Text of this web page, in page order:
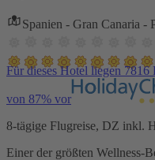
Spanien - Gran Canaria -
Für dieses Hotel liegen
von 87% vor
8-tägige Flugreise, DZ inkl.
Einer der größten Wellness-